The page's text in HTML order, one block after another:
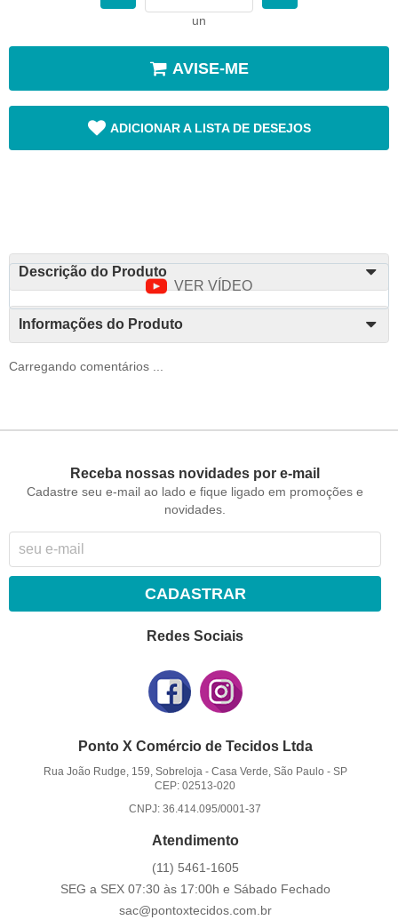
VER VÍDEO
un
AVISE-ME
ADICIONAR A LISTA DE DESEJOS
Descrição do Produto
Informações do Produto
Carregando comentários ...
Receba nossas novidades por e-mail
Cadastre seu e-mail ao lado e fique ligado em promoções e
novidades.
CADASTRAR
Redes Sociais
Ponto X Comércio de Tecidos Ltda
Rua João Rudge, 159, Sobreloja- Casa Verde, São Paulo - SP
CEP: 02513-020
CNPJ: 36.414.095/0001-37
Atendimento
(11) 5461-1605
SEG a SEX 07:30 às 17:00h e Sábado Fechado
sac@pontoxtecidos.com.br